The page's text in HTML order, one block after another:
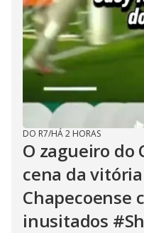
DO R7/HÁ 2 HORAS
O zagueiro do
cena da
Chapecoense
inusitados